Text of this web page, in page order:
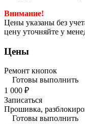
Внимание!
Цены указаны без
цену уточняйте у
Цены
Ремонт кнопок
Готовы выполнить
1 000 ₽
Записаться
Прошивка,
Готовы выполнить